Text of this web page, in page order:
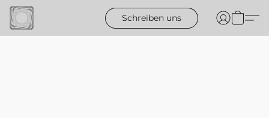
Schreiben uns